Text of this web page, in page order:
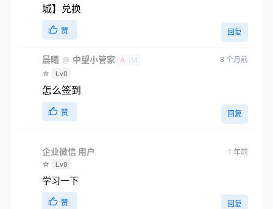
城】兑换
赞 回复
晨曦 @ 中望小管家 A
M
☆
Lv0
8 个月前
怎么签到
赞 回复
企业微信 用户
☆ Lv0
1 年前
学习一下
赞 回复